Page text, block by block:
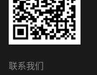
联系我们